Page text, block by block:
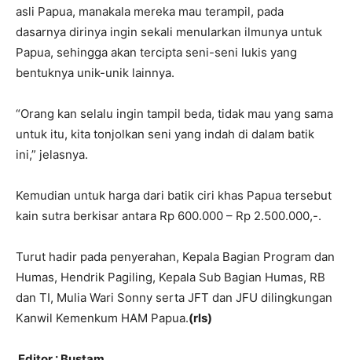
asli Papua, manakala mereka mau terampil, pada
dasarnya dirinya ingin sekali menularkan ilmunya untuk
Papua, sehingga akan tercipta seni-seni lukis yang
bentuknya unik-unik lainnya.
“Orang kan selalu ingin tampil beda, tidak mau yang sama
untuk itu, kita tonjolkan seni yang indah di dalam batik
ini,” jelasnya.
Kemudian untuk harga dari batik ciri khas Papua tersebut
kain sutra berkisar antara Rp 600.000 – Rp 2.500.000,-.
Turut hadir pada penyerahan, Kepala Bagian Program dan
Humas, Hendrik Pagiling, Kepala Sub Bagian Humas, RB
dan TI, Mulia Wari Sonny serta JFT dan JFU dilingkungan
Kanwil Kemenkum HAM Papua.(rls)